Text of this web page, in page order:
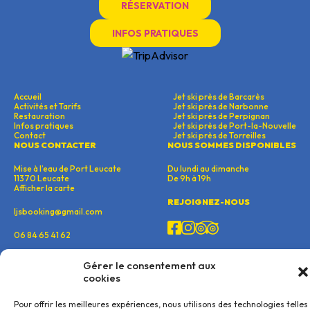
Gérer le consentement aux
cookies
Pour offrir les meilleures expériences, nous utilisons des technologies telles
Explorez, découvrez, et créez des souvenirs mémorables le
long des magnifiques côtes de l’Aude.
INFOS PRATIQUES
RÉSERVATION
NOUS CONTACTER
Mise à l’eau de Port Leucate
11370 Leucate
Afficher la carte
ljsbooking@gmail.com
06 84 65 41 62
NOUS SOMMES DISPONIBLES
Du lundi au dimanche
De 9h à 19h
REJOIGNEZ-NOUS
Accueil
Activités et Tarifs
Restauration
Infos pratiques
Contact
Jet ski près de Barcarès
Jet ski près de Narbonne
Jet ski près de Perpignan
Jet ski près de Port-la-Nouvelle
Jet ski près de Torreilles
© 2026 Leucate Jetski - Tous droits réservés |Mentions légales
Politique de cookie